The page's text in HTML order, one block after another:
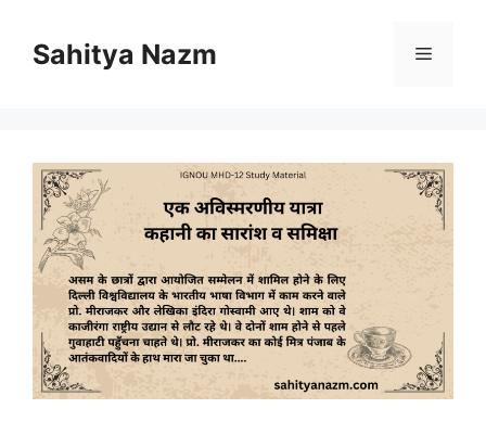
Sahitya Nazm